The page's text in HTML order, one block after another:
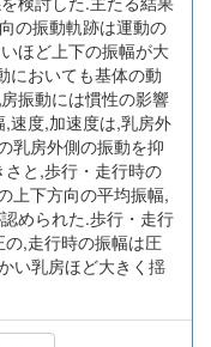
の振動軌跡は運動の
ほど上下の振幅が大
においても基体の動
振動には慣性の影響
速度,加速度は,乳房外
乳房外側の振動を抑
と,歩行・走行時の
上下方向の平均振幅,
められた.歩行・走行
,走行時の振幅は圧
い乳房ほど大きく揺